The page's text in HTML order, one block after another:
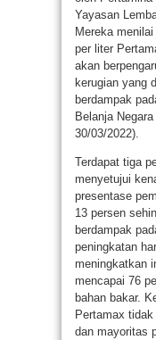
Yayasan
Mereka
per liter
akan
kerugian yang
berdampak
Belanja
30/03/2022).
Terdapat tiga
menyetujui
presentase
13 persen
berdampak
peningkatan
meningkatkan
mencapai 76
bahan bakar.
Pertamax
dan mayoritas